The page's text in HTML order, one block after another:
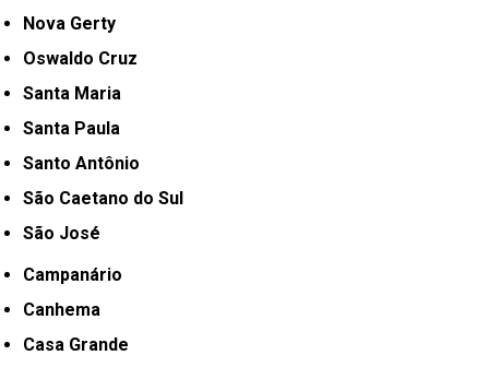
Nova Gerty
Oswaldo Cruz
Santa Maria
Santa Paula
Santo Antônio
São Caetano do Sul
São José
Campanário
Canhema
Casa Grande